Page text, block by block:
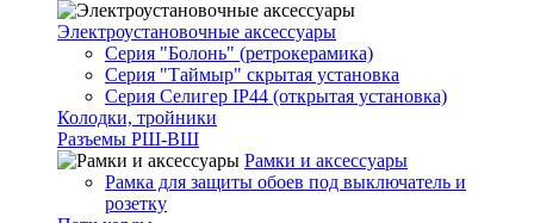
Электроустановочные аксессуары
Серия "Болонь" (ретрокерамика)
Серия "Таймыр" скрытая установка
Серия Селигер IP44 (открытая установка)
Колодки, тройники
Разъемы РШ-ВШ
Рамки и аксессуары
Рамка для защиты обоев под выключатель и
розетку